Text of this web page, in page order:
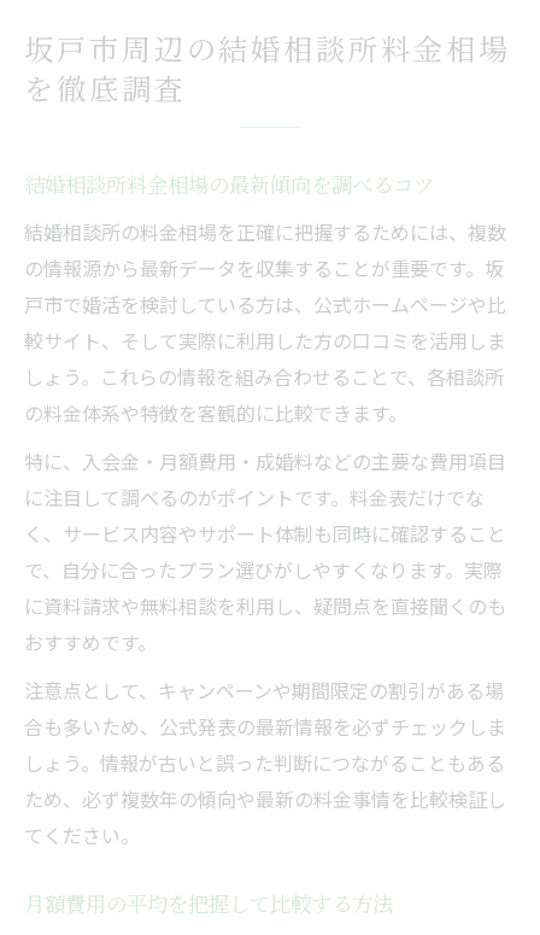
料金相場から考える結婚相談所選び方の秘訣
結婚相談所料金相場を基にしたタイプ別選
月会費やお見合い料を比較して最適な選択
を
成婚料の有無が結婚相談所選びに与える影
響
結婚相談所料金相場で重視すべきチェック
項目
料金相場とサポートの質を見極める方法
結婚相談所で無駄なく婚活を始める費用管理法
結婚相談所料金相場を踏まえた費用管理の
基本
婚活コストを抑えるための料金相場活用術
無駄な出費を防ぐ結婚相談所料金相場の見
極め方
結婚相談所料金相場で見落としがちな費用
に注意
予算を守るための料金相場とプラン選びの
工夫
費用相場を基にした坂戸市婚活の賢い進め方
結婚相談所料金相場を活かした婚活計画の
坂戸市周辺の結婚相談所料金相場
を徹底調査
結婚相談所料金相場の最新傾向を調べるコツ
結婚相談所の料金相場を正確に把握するためには、複数
の情報源から最新データを収集することが重要です。坂
戸市で婚活を検討している方は、公式ホームページや比
較サイト、そして実際に利用した方の口コミを活用しま
しょう。これらの情報を組み合わせることで、各相談所
の料金体系や特徴を客観的に比較できます。
特に、入会金・月額費用・成婚料などの主要な費用項目
に注目して調べるのがポイントです。料金表だけでな
く、サービス内容やサポート体制も同時に確認すること
で、自分に合ったプラン選びがしやすくなります。実際
に資料請求や無料相談を利用し、疑問点を直接聞くのも
おすすめです。
注意点として、キャンペーンや期間限定の割引がある場
合も多いため、公式発表の最新情報を必ずチェックしま
しょう。情報が古いと誤った判断につながることもある
ため、必ず複数年の傾向や最新の料金事情を比較検証し
てください。
月額費用の平均を把握して比較する方法